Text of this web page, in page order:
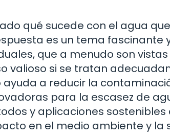
qué sucede con el agua
es un tema fascinante
que a menudo son
valioso si se tratan
a reducir la
para la escasez de
y aplicaciones
en el medio ambiente y la